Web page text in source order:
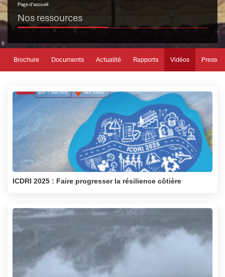
Page d’accueil
Nos ressources
Brochure Documents Actualité Rapports Vidéos Presse
ICDRI 2025 : Faire progresser la résilience côtière